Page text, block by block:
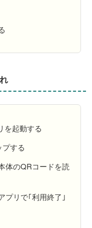
を起動する
する
体のQRコードを読
プリで｢利用終了｣